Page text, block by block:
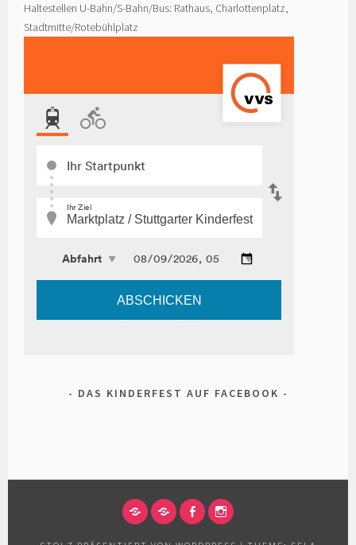
Haltestellen U-Bahn/S-Bahn/Bus: Rathaus, Charlottenplatz,
Stadtmitte/Rotebühlplatz
DAS KINDERFEST AUF FACEBOOK